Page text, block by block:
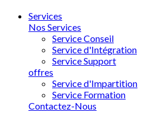
Services
Nos Services
Service Conseil
Service d'Intégration
Service Support
offres
Service d'Impartition
Service Formation
Contactez-Nous